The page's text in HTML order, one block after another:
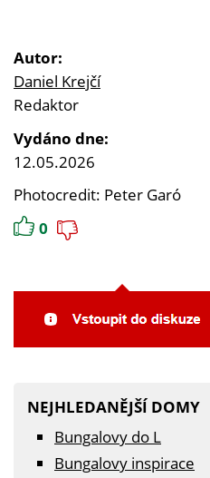
Autor:
Daniel Krejčí
Redaktor
Vydáno dne:
12.05.2026
Photocredit: Peter Garó
0
NEJHLEDANĚJŠÍ DOMY
Bungalovy do L
Bungalovy inspirace